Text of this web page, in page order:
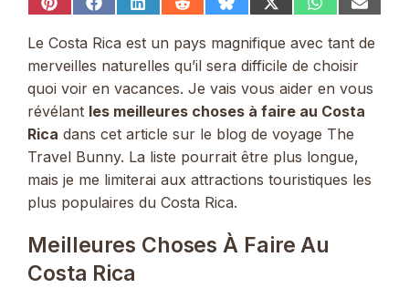
Share
Pinterest
Share
Facebook
Share
LinkedIn
ShareShare
Bluesky
Share
(Twitter)
Share
WhatsApp
Share
Email
Le Costa Rica est un pays magnifique avec tant de
merveilles naturelles qu’il sera difficile de choisir
quoi voir en vacances. Je vais vous aider en vous
révélant les meilleures choses à faire au Costa
Rica dans cet article sur le blog de voyage The
Travel Bunny. La liste pourrait être plus longue,
mais je me limiterai aux attractions touristiques les
plus populaires du Costa Rica.
Meilleures Choses À Faire Au
Costa Rica